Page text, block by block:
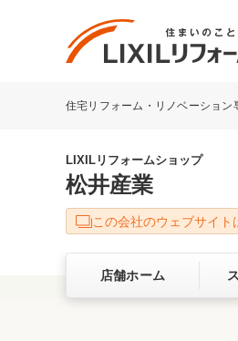
リフォーム
キッチン
洗面化粧室
ベランダ
LIXILリフォ
サービス向
住宅リフォーム・リノベーショ
LIXILリフォームショップ
松井産業
この会社のウェブサイト
店舗ホーム